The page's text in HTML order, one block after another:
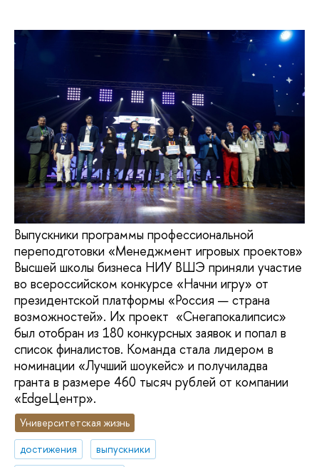
Выпускники программы профессиональной
переподготовки «Менеджмент игровых проектов»
Высшей школы бизнеса НИУ ВШЭ приняли участие
во всероссийском конкурсе «Начни игру» от
президентской платформы «Россия — страна
возможностей». Их проект «Снегапокалипсис»
был отобран из 180 конкурсных заявок и попал в
список финалистов. Команда стала лидером в
номинации «Лучший шоукейс» и получиладва
гранта в размере 460 тысяч рублей от компании
«EdgeЦентр».
Университетская жизнь
достижения
выпускники